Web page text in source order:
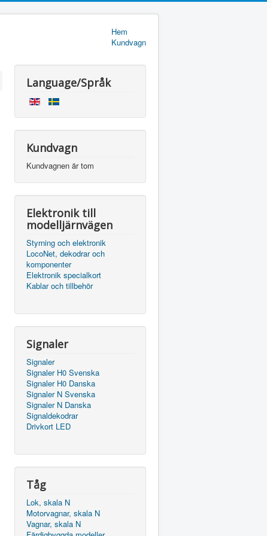
Hem
Kundvagn
Language/Språk
Kundvagn
Kundvagnen är tom
Elektronik till
modelljärnvägen
Styrning och elektronik
LocoNet, dekodrar och
komponenter
Elektronik specialkort
Kablar och tillbehör
Signaler
Signaler
Signaler H0 Svenska
Signaler H0 Danska
Signaler N Svenska
Signaler N Danska
Signaldekodrar
Drivkort LED
Tåg
Lok, skala N
Motorvagnar, skala N
Vagnar, skala N